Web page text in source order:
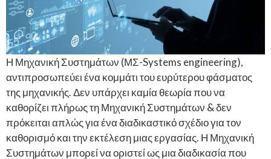
Η Μηχανική Συστημάτων (ΜΣ-Systems engineering),
αντιπροσωπεύει ένα κομμάτι του ευρύτερου φάσματος
της μηχανικής. Δεν υπάρχει καμία θεωρία που να
καθορίζει πλήρως τη Μηχανική Συστημάτων & δεν
πρόκειται απλώς για ένα διαδικαστικό σχέδιο για τον
καθορισμό και την εκτέλεση μιας εργασίας. Η Μηχανική
Συστημάτων μπορεί να οριστεί ως μια διαδικασία που